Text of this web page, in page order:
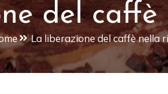
del
La liberazione del caffè nella